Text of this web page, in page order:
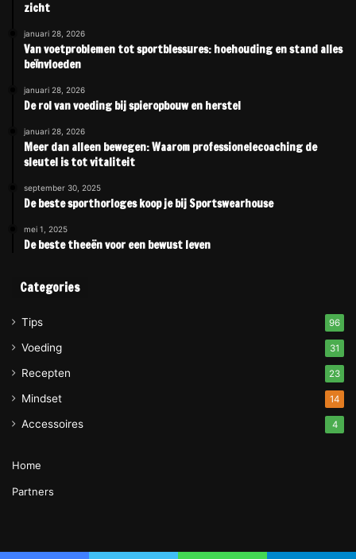
zicht
januari 28, 2026
Van voetproblemen tot sportblessures: hoehouding en stand alles
beïnvloeden
januari 28, 2026
De rol van voeding bij spieropbouw en herstel
januari 28, 2026
Meer dan alleen bewegen: Waarom professionelecoaching de
sleutel is tot vitaliteit
september 30, 2025
De beste sporthorloges koop je bij Sportswearhouse
mei 1, 2025
De beste theeën voor een bewust leven
Categories
Tips 96
Voeding 31
Recepten 23
Mindset 14
Accessoires 4
Home
Partners